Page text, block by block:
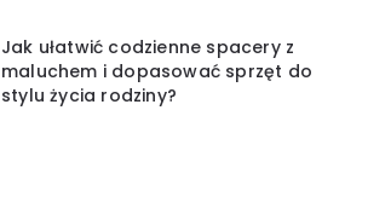
Jak ułatwić codzienne spacery z
maluchem i dopasować sprzęt do
stylu życia rodziny?